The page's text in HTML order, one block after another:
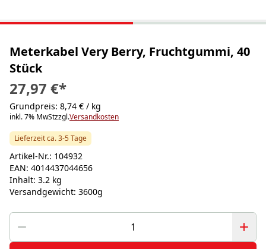
Meterkabel Very Berry, Fruchtgummi, 40
Stück
27,97 €*
Grundpreis: 8,74 € / kg
inkl. 7% MwStzzgl.Versandkosten
Lieferzeit ca. 3-5 Tage
Artikel-Nr.: 104932
EAN: 4014437044656
Inhalt: 3.2 kg
Versandgewicht: 3600g